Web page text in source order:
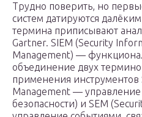
Трудно поверить, но
систем датируются
термина приписывают
Gartner. SIEM (Security
Management) —
объединение двух
применения инструментов
Management —
безопасности) и SEM